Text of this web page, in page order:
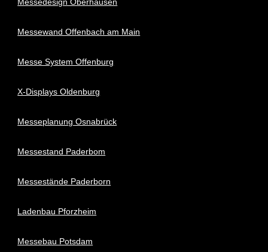
Messewand Offenbach am Main
Messe System Offenburg
X-Displays Oldenburg
Messeplanung Osnabrück
Messestand Paderbom
Messestände Paderborn
Ladenbau Pforzheim
Messebau Potsdam